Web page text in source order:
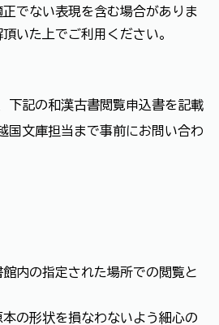
でない表現を含む場合がありま
いた上でご利用ください。
下記の和漢古書閲覧申込書を記載
国文庫担当まで事前にお問い合わ
内の指定された場所での閲覧と
の形状を損なわないよう細心の